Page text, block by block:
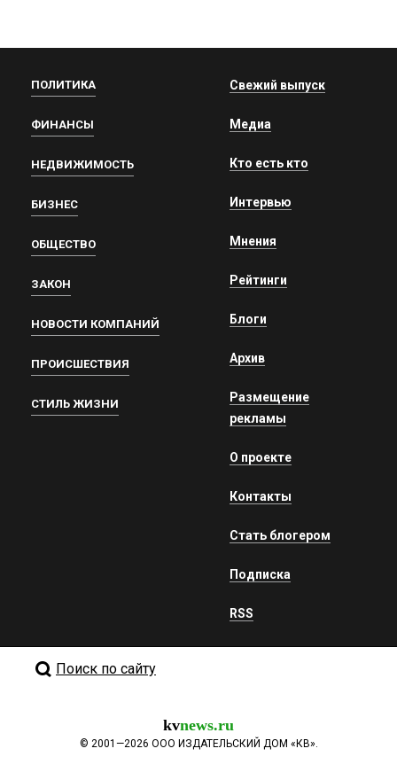
ПОЛИТИКА
ФИНАНСЫ
НЕДВИЖИМОСТЬ
БИЗНЕС
ОБЩЕСТВО
ЗАКОН
НОВОСТИ КОМПАНИЙ
ПРОИСШЕСТВИЯ
СТИЛЬ ЖИЗНИ
Свежий выпуск
Медиа
Кто есть кто
Интервью
Мнения
Рейтинги
Блоги
Архив
Размещение
рекламы
О проекте
Контакты
Стать блогером
Подписка
RSS
Поиск по сайту
kvnews.ru
© 2001—2026 ООО ИЗДАТЕЛЬСКИЙ ДОМ «КВ».